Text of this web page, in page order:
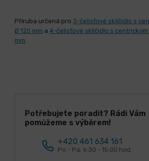
Příruba určená pro3-čelisťové sklíčidlo s
Ø 125 mm a4-čelisťové sklíčidlo s centrickým
mm.
Potřebujete poradit? Rádi Vám
pomůžeme s výběrem!
+420 461 634 161
Po - Pá: 6:30 - 15:00 hod.